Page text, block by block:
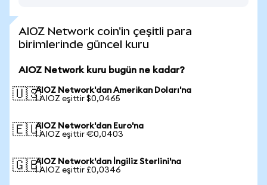
AIOZ Network coin'in çeşitli para
birimlerinde güncel kuru
AIOZ Network kuru bugün ne kadar?
🇺🇸AIOZ Network'dan Amerikan Doları'na
1 AIOZ eşittir $0,0465
🇪🇺AIOZ Network'dan Euro'na
1 AIOZ eşittir €0,0403
🇬🇧AIOZ Network'dan İngiliz Sterlini'na
1 AIOZ eşittir £0,0346